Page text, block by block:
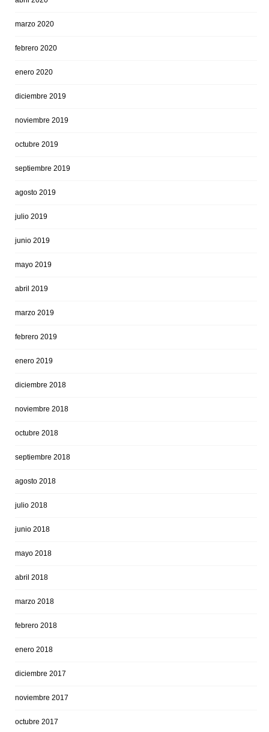
marzo 2020
febrero 2020
enero 2020
diciembre 2019
noviembre 2019
octubre 2019
septiembre 2019
agosto 2019
julio 2019
junio 2019
mayo 2019
abril 2019
marzo 2019
febrero 2019
enero 2019
diciembre 2018
noviembre 2018
octubre 2018
septiembre 2018
agosto 2018
julio 2018
junio 2018
mayo 2018
abril 2018
marzo 2018
febrero 2018
enero 2018
diciembre 2017
noviembre 2017
octubre 2017